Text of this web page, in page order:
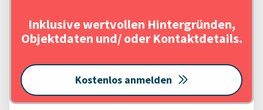
Inklusive wertvollen Hintergründen,
Objektdaten und/ oder Kontaktdetails.
Kostenlos anmelden